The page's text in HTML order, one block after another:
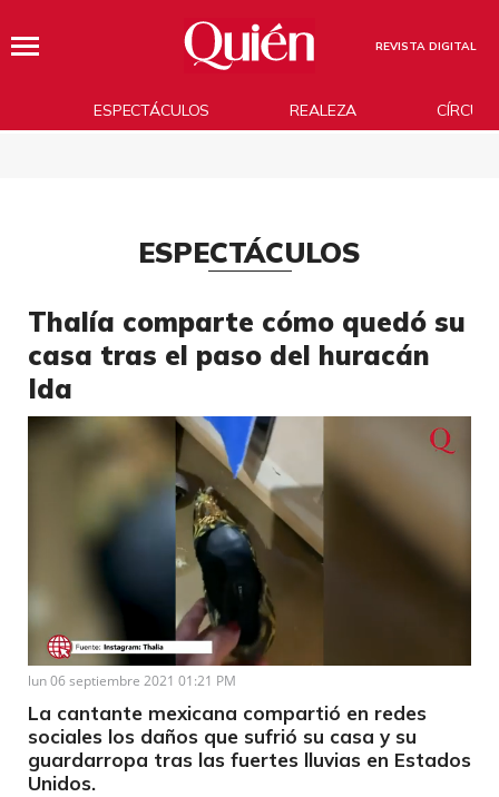
REVISTA DIGITAL
ESPECTÁCULOS REALEZA
ESPECTÁCULOS
Thalía comparte cómo quedó su
casa tras el paso del huracán
Ida
Unmute Loaded:
33.02%
lun 06 septiembre 2021 01:21 PM
La cantante mexicana compartió en redes
sociales los daños que sufrió su casa y su
guardarropa tras las fuertes lluvias en Estados
Unidos.